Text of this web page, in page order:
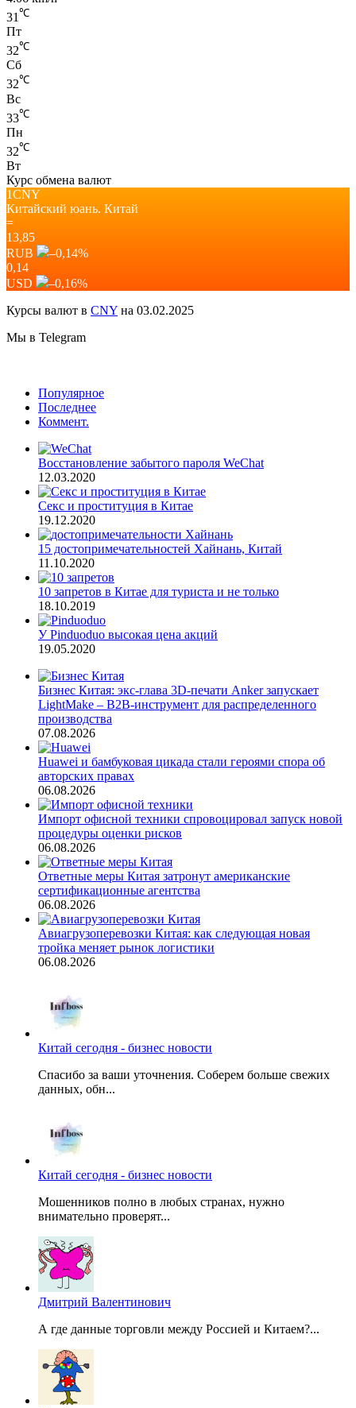
31 ℃
Пт
32℃
Сб
32℃
Вс
33℃
Пн
32℃
Вт
Курс обмена валют
1CNY
Китайский юань. Китай
=
13,85
RUB
–0,14%
0,14
USD
–0,16%
Курсы валют в CNY на 03.02.2025
Мы в Telegram
Популярное
Последнее
Коммент.
Восстановление забытого пароля WeChat
12.03.2020
Секс и проституция в Китае
19.12.2020
15 достопримечательностей Хайнань, Китай
11.10.2020
10 запретов в Китае для туриста и не только
18.10.2019
У Pinduoduo высокая цена акций
19.05.2020
Бизнес Китая: экс-глава 3D-печати Anker запускает
LightMake – B2B-инструмент для распределенного
производства
07.08.2026
Huawei и бамбуковая цикада стали героями спора об
авторских правах
06.08.2026
Импорт офисной техники спровоцировал запуск новой
процедуры оценки рисков
06.08.2026
Ответные меры Китая затронут американские
сертификационные агентства
06.08.2026
Авиагрузоперевозки Китая: как следующая новая
тройка меняет рынок логистики
06.08.2026
Китай сегодня - бизнес новости
Спасибо за ваши уточнения. Соберем больше свежих
данных, обн...
Китай сегодня - бизнес новости
Мошенников полно в любых странах, нужно
внимательно проверят...
Дмитрий Валентинович
А где данные торговли между Россией и Китаем?...